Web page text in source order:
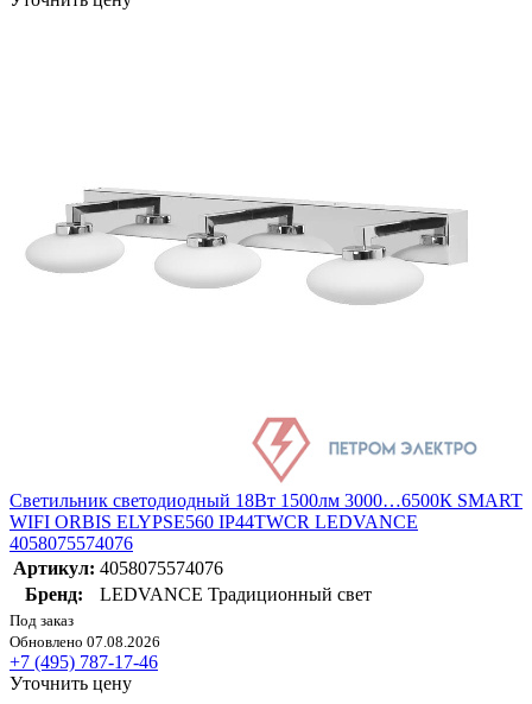
Светильник светодиодный 18Вт 1500лм 3000…6500К SMART
WIFI ORBIS ELYPSE560 IP44TWCR LEDVANCE
4058075574076
Артикул: 4058075574076
Бренд:
LEDVANCE Традиционный свет
Под заказ
Обновлено 07.08.2026
+7 (495) 787-17-46
Уточнить цену